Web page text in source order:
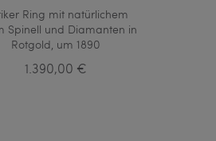
Ring mit natürlichem
Spinell und Diamanten in
Rotgold, um 1890
1.390,00 €